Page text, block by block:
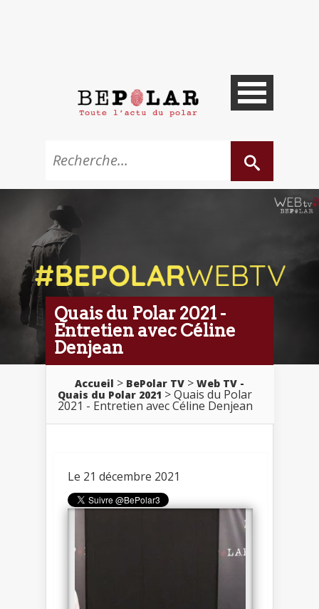
Quais du Polar 2021 -
Entretien avec Céline
Denjean
Accueil > BePolar TV > Web TV -
Quais du Polar 2021 > Quais du Polar
2021 - Entretien avec Céline Denjean
Le 21 décembre 2021